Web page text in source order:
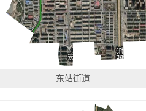
东站街道